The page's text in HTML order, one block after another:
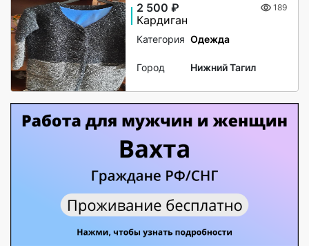
2 500 ₽ 189
Кардиган
Категория Одежда
Город Нижний Тагил